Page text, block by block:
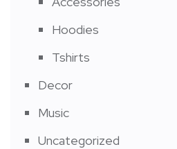
Hoodies
Tshirts
Decor
Music
Uncategorized